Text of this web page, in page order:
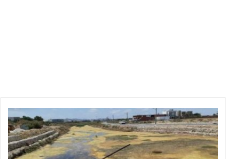
ر
و
ا
د
: